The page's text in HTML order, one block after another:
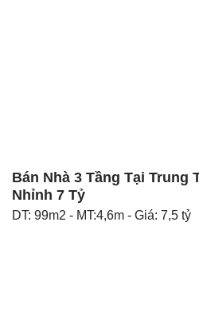
Bán Nhà 3 Tầng Tại Trung
Nhỉnh 7 Tỷ
DT: 99m2 - MT:4,6m - Giá: 7,5 tỷ